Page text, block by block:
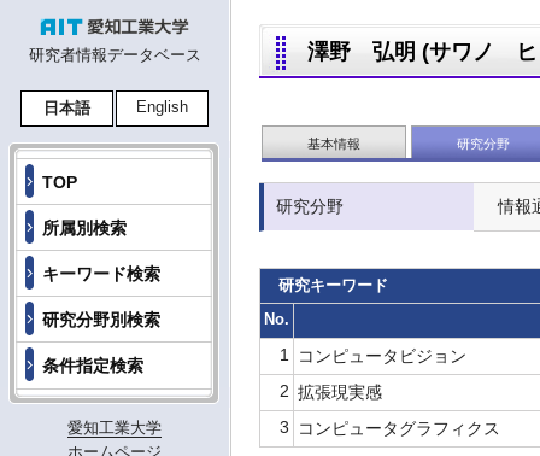
研究者情報データベース
日本語 English
TOP
所属別検索
キーワード検索
研究分野別検索
条件指定検索
愛知工業大学
ホームページ
澤野 弘明 (サワノ ヒ
基本情報 研究分野
研究分野 情報
研究キーワード
No.
1
コンピュータビジョン
2 拡張現実感
3
コンピュータグラフィクス